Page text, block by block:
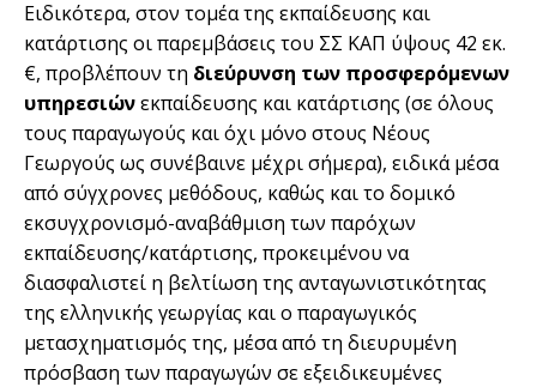
Ειδικότερα, στον τομέα της εκπαίδευσης και
κατάρτισης οι παρεμβάσεις του ΣΣ ΚΑΠ ύψους 42 εκ.
€, προβλέπουν τη διεύρυνση των προσφερόμενων
υπηρεσιώνεκπαίδευσης και κατάρτισης (σε όλους
τους παραγωγούς και όχι μόνο στους Νέους
Γεωργούς ως συνέβαινε μέχρι σήμερα), ειδικά μέσα
από σύγχρονες μεθόδους, καθώς και το δομικό
εκσυγχρονισμό-αναβάθμιση των παρόχων
εκπαίδευσης/κατάρτισης, προκειμένου να
διασφαλιστεί η βελτίωση της ανταγωνιστικότητας
της ελληνικής γεωργίας και ο παραγωγικός
μετασχηματισμός της, μέσα από τη διευρυμένη
πρόσβαση των παραγωγών σε εξειδικευμένες